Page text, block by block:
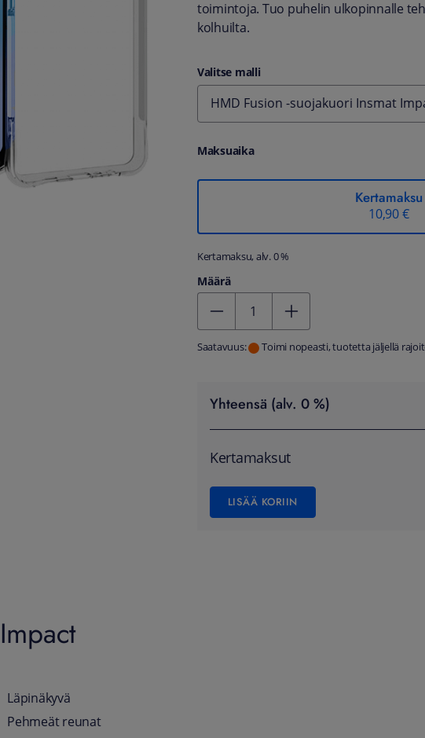
toimintoja. Tuo puhelin ulkopinnalle
kolhuilta.
Valitse malli
HMD Fusion -suojakuori Insmat
Maksuaika
Kertamaksu
10,90 €
Kertamaksu, alv. 0 %
Määrä
Saatavuus: Toimi nopeasti, tuotetta jäljellä
Yhteensä (alv. 0 %)
Kertamaksut
LISÄÄ KORIIN
Läpinäkyvä
Pehmeät reunat